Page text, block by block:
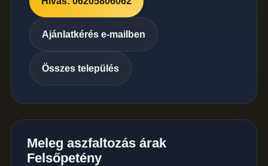
Ajánlatkérés e-mailben
Összes település
Meleg aszfaltozás árak
Felsőpetény